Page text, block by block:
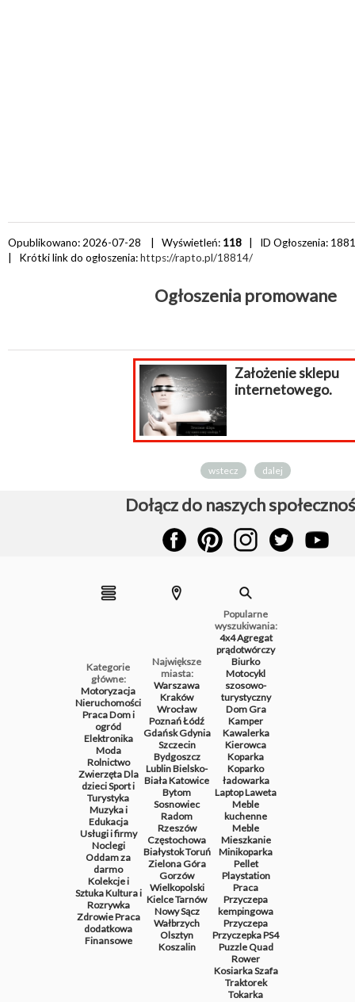
Opublikowano: 2026-07-28 | Wyświetleń: 118 | ID Ogłoszenia:
| Krótki link do ogłoszenia:https://rapto.pl/18814/
Ogłoszenia promowane
Założenie sklepu
internetowego.
wstecz dalej
Dołącz do naszych
Kategorie
główne:
Motoryzacja
Nieruchomości
PracaDom i
ogród
Elektronika
Moda
Rolnictwo
ZwierzętaDla
dzieciSport i
Turystyka
Muzyka i
Edukacja
Usługi i firmy
Noclegi
Oddam za
darmo
Kolekcje i
SztukaKultura i
Rozrywka
ZdrowiePraca
dodatkowa
Finansowe
Największe
miasta:
Warszawa
Kraków
Wrocław
PoznańŁódź
GdańskGdynia
Szczecin
Bydgoszcz
LublinBielsko-
BiałaKatowice
Bytom
Sosnowiec
Radom
Rzeszów
Częstochowa
BiałystokToruń
Zielona Góra
Gorzów
Wielkopolski
KielceTarnów
Nowy Sącz
Wałbrzych
Olsztyn
Koszalin
Popularne
wyszukiwania:
4x4Agregat
prądotwórczy
Biurko
Motocykl
szosowo-
turystyczny
DomGra
Kamper
Kawalerka
Kierowca
Koparka
Koparko
ładowarka
LaptopLaweta
Meble
kuchenne
Meble
Mieszkanie
Minikoparka
Pellet
Playstation
Praca
Przyczepa
kempingowa
Przyczepa
PrzyczepkaPS4
PuzzleQuad
Rower
KosiarkaSzafa
Traktorek
Tokarka